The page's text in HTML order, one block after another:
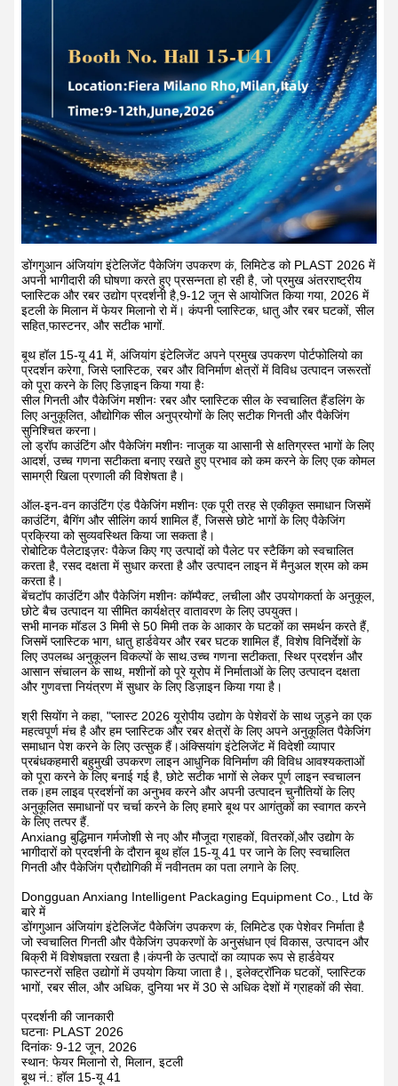
डोंगगुआन अंजियांग इंटेलिजेंट पैकेजिंग उपकरण कं, लिमिटेड को PLAST 2026 में
अपनी भागीदारी की घोषणा करते हुए प्रसन्नता हो रही है, जो प्रमुख अंतरराष्ट्रीय
प्लास्टिक और रबर उद्योग प्रदर्शनी है,9-12 जून से आयोजित किया गया, 2026 में
इटली के मिलान में फेयर मिलानो रो में। कंपनी प्लास्टिक, धातु और रबर घटकों, सील
सहित,फास्टनर, और सटीक भागों.
बूथ हॉल 15-यू 41 में, अंजियांग इंटेलिजेंट अपने प्रमुख उपकरण पोर्टफोलियो का
प्रदर्शन करेगा, जिसे प्लास्टिक, रबर और विनिर्माण क्षेत्रों में विविध उत्पादन जरूरतों
को पूरा करने के लिए डिज़ाइन किया गया हैः
सील गिनती और पैकेजिंग मशीनः रबर और प्लास्टिक सील के स्वचालित हैंडलिंग के
लिए अनुकूलित, औद्योगिक सील अनुप्रयोगों के लिए सटीक गिनती और पैकेजिंग
सुनिश्चित करना।
लो ड्रॉप काउंटिंग और पैकेजिंग मशीनः नाजुक या आसानी से क्षतिग्रस्त भागों के लिए
आदर्श, उच्च गणना सटीकता बनाए रखते हुए प्रभाव को कम करने के लिए एक कोमल
सामग्री खिला प्रणाली की विशेषता है।
ऑल-इन-वन काउंटिंग एंड पैकेजिंग मशीनः एक पूरी तरह से एकीकृत समाधान जिसमें
काउंटिंग, बैगिंग और सीलिंग कार्य शामिल हैं, जिससे छोटे भागों के लिए पैकेजिंग
प्रक्रिया को सुव्यवस्थित किया जा सकता है।
रोबोटिक पैलेटाइज़रः पैकेज किए गए उत्पादों को पैलेट पर स्टैकिंग को स्वचालित
करता है, रसद दक्षता में सुधार करता है और उत्पादन लाइन में मैनुअल श्रम को कम
करता है।
बेंचटॉप काउंटिंग और पैकेजिंग मशीनः कॉम्पैक्ट, लचीला और उपयोगकर्ता के अनुकूल,
छोटे बैच उत्पादन या सीमित कार्यक्षेत्र वातावरण के लिए उपयुक्त।
सभी मानक मॉडल 3 मिमी से 50 मिमी तक के आकार के घटकों का समर्थन करते हैं,
जिसमें प्लास्टिक भाग, धातु हार्डवेयर और रबर घटक शामिल हैं, विशेष विनिर्देशों के
लिए उपलब्ध अनुकूलन विकल्पों के साथ.उच्च गणना सटीकता, स्थिर प्रदर्शन और
आसान संचालन के साथ, मशीनों को पूरे यूरोप में निर्माताओं के लिए उत्पादन दक्षता
और गुणवत्ता नियंत्रण में सुधार के लिए डिज़ाइन किया गया है।
श्री सियोंग ने कहा, "प्लास्ट 2026 यूरोपीय उद्योग के पेशेवरों के साथ जुड़ने का एक
महत्वपूर्ण मंच है और हम प्लास्टिक और रबर क्षेत्रों के लिए अपने अनुकूलित पैकेजिंग
समाधान पेश करने के लिए उत्सुक हैं।अंक्सियांग इंटेलिजेंट में विदेशी व्यापार
प्रबंधकहमारी बहुमुखी उपकरण लाइन आधुनिक विनिर्माण की विविध आवश्यकताओं
को पूरा करने के लिए बनाई गई है, छोटे सटीक भागों से लेकर पूर्ण लाइन स्वचालन
तक।हम लाइव प्रदर्शनों का अनुभव करने और अपनी उत्पादन चुनौतियों के लिए
अनुकूलित समाधानों पर चर्चा करने के लिए हमारे बूथ पर आगंतुकों का स्वागत करने
के लिए तत्पर हैं.
Anxiang बुद्धिमान गर्मजोशी से नए और मौजूदा ग्राहकों, वितरकों,और उद्योग के
भागीदारों को प्रदर्शनी के दौरान बूथ हॉल 15-यू 41 पर जाने के लिए स्वचालित
गिनती और पैकेजिंग प्रौद्योगिकी में नवीनतम का पता लगाने के लिए.
Dongguan Anxiang Intelligent Packaging Equipment Co., Ltd के
बारे में
डोंगगुआन अंजियांग इंटेलिजेंट पैकेजिंग उपकरण कं, लिमिटेड एक पेशेवर निर्माता है
जो स्वचालित गिनती और पैकेजिंग उपकरणों के अनुसंधान एवं विकास, उत्पादन और
बिक्री में विशेषज्ञता रखता है।कंपनी के उत्पादों का व्यापक रूप से हार्डवेयर
फास्टनरों सहित उद्योगों में उपयोग किया जाता है।, इलेक्ट्रॉनिक घटकों, प्लास्टिक
भागों, रबर सील, और अधिक, दुनिया भर में 30 से अधिक देशों में ग्राहकों की सेवा.
प्रदर्शनी की जानकारी
घटनाः PLAST 2026
दिनांकः 9-12 जून, 2026
स्थान: फेयर मिलानो रो, मिलान, इटली
बूथ नं.: हॉल 15-यू 41